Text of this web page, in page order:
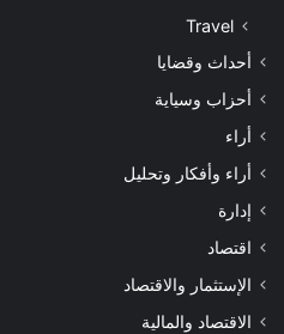
Travel
أحداث وقضايا
أحزاب وسياية
أراء
أراء وأفكار وتحليل
إدارة
اقتصاد
الإستثمار والاقتصاد
الاقتصاد والمالية